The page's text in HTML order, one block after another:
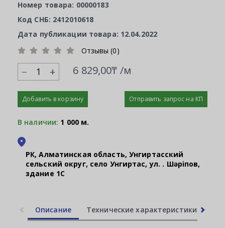
Номер товара: 00000183
Код СНБ: 2412010618
Дата публикации товара: 12.04.2022
Отзывы (0)
+ 6 829,00₸ /м
Добавить в корзину Отправить запрос на КП
В наличии: 1 000 м.
РК, Алматинская область, Унгиртасский
сельский округ, село Унгиртас, ул. Қ. Шәріпов,
здание 1С
Описание Технические характеристики